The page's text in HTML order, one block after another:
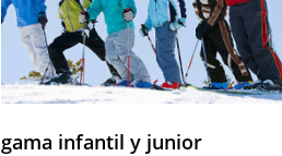
GAMA INFANTIL | JUNIOR
gama infantil y junior